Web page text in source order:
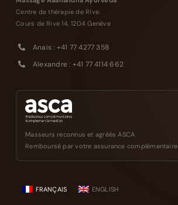
Centre de thérapie de Rive.
Cours de Rive 14, 1204 Genève
Anaïs : +41 77 4277 358
Alexandre : +41 77 4114 662
Masseurs reconnus et agréés ASCA
Remboursé par votre assurance complémentaire
FRANÇAIS ENGLISH